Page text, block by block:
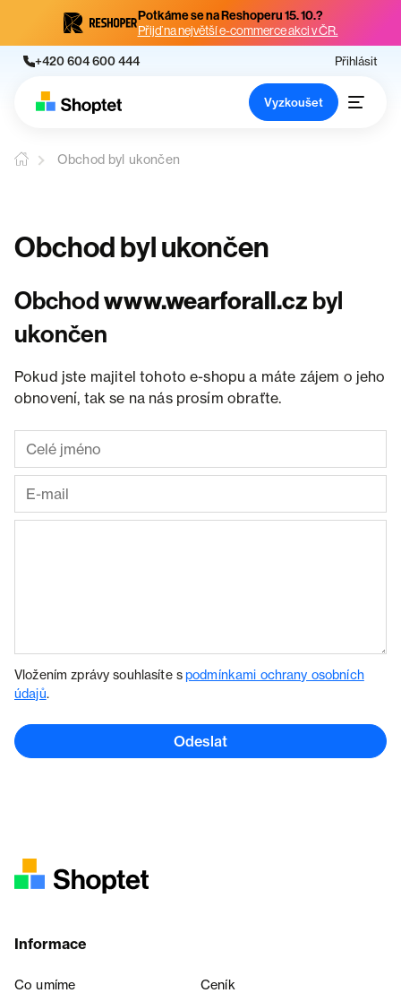
Potkáme se na Reshoperu 15. 10.?
Přijď na největší e-commerce akci v ČR.
+420 604 600 444 Přihlásit
Vyzkoušet
Obchod byl ukončen
Obchod byl ukončen
Obchodwww.wearforall.cz byl
ukončen
Pokud jste majitel tohoto e-shopu a máte zájem o jeho
obnovení, tak se na nás prosím obraťte.
Vložením zprávy souhlasíte spodmínkami ochrany osobních
údajů.
Odeslat
Informace
Co umíme
Ceník